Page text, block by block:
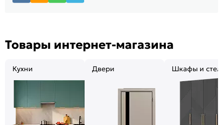
Товары интернет-магазина
Кухни Двери Шкафы и